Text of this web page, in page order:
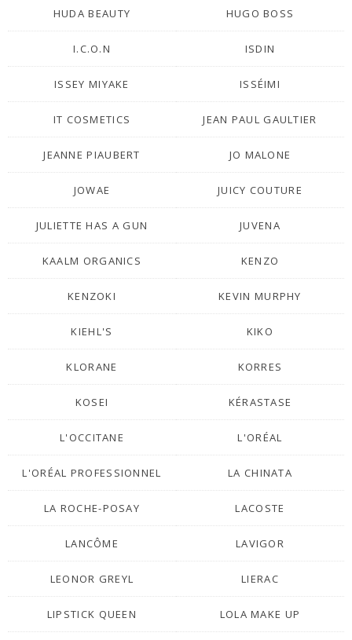
HUDA BEAUTY HUGO BOSS
I.C.O.N ISDIN
ISSEY MIYAKE ISSÉIMI
IT COSMETICS JEAN PAUL GAULTIER
JEANNE PIAUBERT JO MALONE
JOWAE JUICY COUTURE
JULIETTE HAS A GUN JUVENA
KAALM ORGANICS KENZO
KENZOKI KEVIN MURPHY
KIEHL'S KIKO
KLORANE KORRES
KOSEI KÉRASTASE
L'OCCITANE L'ORÉAL
L'ORÉAL PROFESSIONNEL LA CHINATA
LA ROCHE-POSAY LACOSTE
LANCÔME LAVIGOR
LEONOR GREYL LIERAC
LIPSTICK QUEEN LOLA MAKE UP